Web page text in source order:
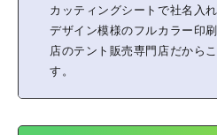
カッティングシートで社名入
デザイン模様のフルカラー印
店のテント販売専門店だから
す。